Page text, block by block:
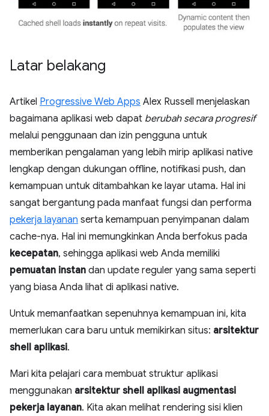
Latar belakang
Artikel Progressive Web Apps Alex Russell menjelaskan
bagaimana aplikasi web dapat berubah secara progresif
melalui penggunaan dan izin pengguna untuk
memberikan pengalaman yang lebih mirip aplikasi native
lengkap dengan dukungan offline, notifikasi push, dan
kemampuan untuk ditambahkan ke layar utama. Hal ini
sangat bergantung pada manfaat fungsi dan performa
pekerja layanan serta kemampuan penyimpanan dalam
cache-nya. Hal ini memungkinkan Anda berfokus pada
kecepatan, sehingga aplikasi web Anda memiliki
pemuatan instan dan update reguler yang sama seperti
yang biasa Anda lihat di aplikasi native.
Untuk memanfaatkan sepenuhnya kemampuan ini, kita
memerlukan cara baru untuk memikirkan situs: arsitektur
shell aplikasi.
Mari kita pelajari cara membuat struktur aplikasi
menggunakan arsitektur shell aplikasi augmentasi
pekerja layanan. Kita akan melihat rendering sisi klien